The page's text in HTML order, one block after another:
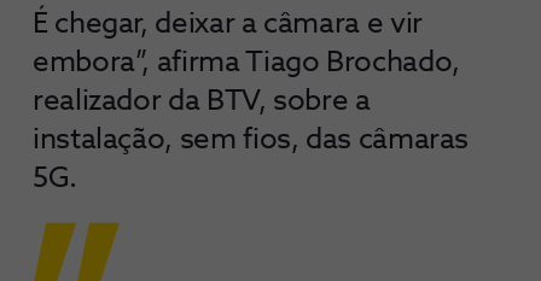
É chegar, deixar a câmara e vir
embora”, afirma Tiago Brochado,
realizador da BTV, sobre a
instalação, sem fios, das câmaras
5G.